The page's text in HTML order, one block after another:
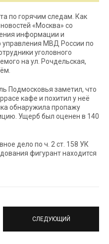
по горячим следам. Как
«Москва» со
информации и
управления МВД России по
уголовного
на ул. Рочдельская,
Подмосковья заметил, что
кафе и похитил у неё
обнаружила пропажу
Ущерб был оценен в 140
дело по ч. 2 ст. 158 УК
фигурант находится
СЛЕДУЮЩИЙ